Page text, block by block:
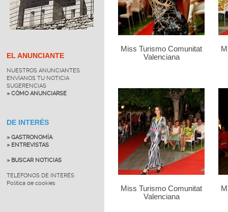
EL ANUNCIANTE
NUESTROS ANUNCIANTES
ENVÍANOS TU NOTICIA
SUGERENCIAS
» CÓMO ANUNCIARSE
DE INTERÉS
» GASTRONOMÍA
» ENTREVISTAS
» BUSCAR NOTICIAS
TELÉFONOS DE INTERÉS
Política de cookies
Miss Turismo Comunitat
Valenciana
Miss Turismo Comunitat
Valenciana